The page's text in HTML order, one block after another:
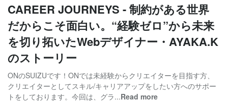
CAREER JOURNEYS - 制約がある世界
だからこそ面白い。“経験ゼロ”から未来
を切り拓いたWebデザイナー・AYAKA.K
のストーリー
ONのSUIZUです！ONでは未経験からクリエイターを目指す方、
クリエイターとしてスキル/キャリアアップをしたい方へのサポー
トをしております。今回は、グラ...Read more